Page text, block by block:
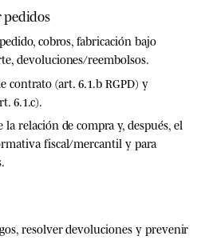
pedidos
cobros, fabricación bajo
devoluciones/reembolsos.
contrato (art. 6.1.b RGPD) y
6.1.c).
la relación de compra y, después, el
fiscal/mercantil y para
resolver devoluciones y prevenir